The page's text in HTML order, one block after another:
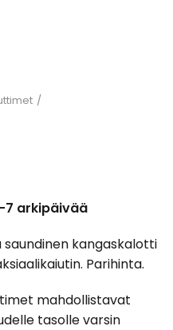
7 arkipäivää
saundinen kangaskalotti
Parihinta.
mahdollistavat
tasolle varsin